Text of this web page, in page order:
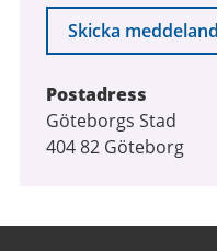
Skicka
Postadress
Göteborgs Stad
404 82 Göteborg